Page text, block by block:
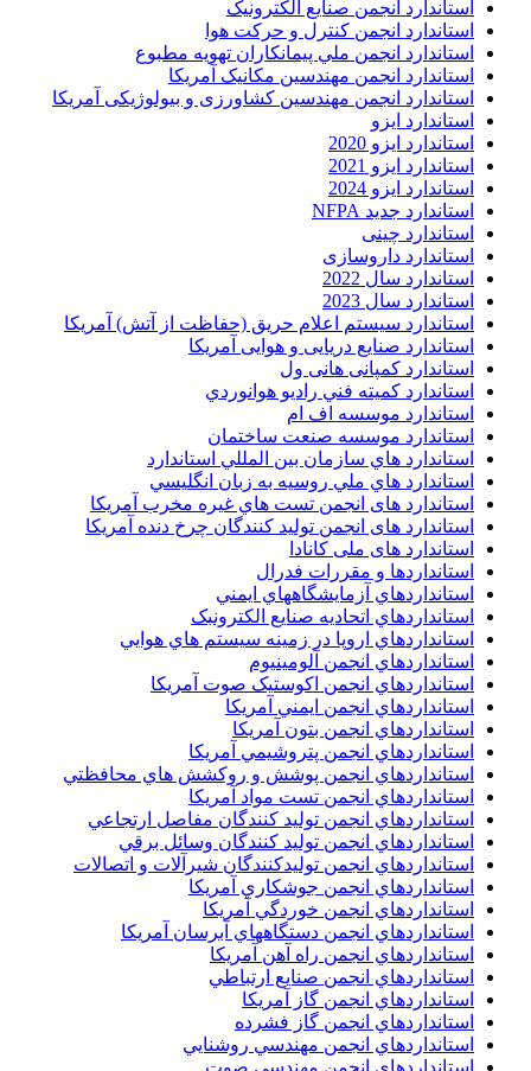
استاندارد انجمن صنايع الکترونيک
استاندارد انجمن کنترل و حرکت هوا
استاندارد انجمن ملي پيمانکاران تهويه مطبوع
استاندارد انجمن مهندسين مکانيک آمريکا
استاندارد انجمن مهندسین کشاورزی و بیولوژیکی آمریکا
استاندارد ایزو
استاندارد ایزو 2020
استاندارد ایزو 2021
استاندارد ایزو 2024
استاندارد جدید NFPA
استاندارد چینی
استاندارد داروسازی
استاندارد سال 2022
استاندارد سال 2023
استاندارد سیستم اعلام حریق (حفاظت از آتش) آمریکا
استاندارد صنایع دریایی و هوایی آمریکا
استاندارد کمپانی هانی ول
استاندارد کميته فني راديو هوانوردي
استاندارد موسسه اف ام
استاندارد موسسه صنعت ساختمان
استاندارد هاي سازمان بين المللي استاندارد
استاندارد هاي ملي روسيه به زبان انگليسي
استاندارد های انجمن تست هاي غيره مخرب آمريکا
استاندارد های انجمن توليد کنندگان چرخ دنده آمريکا
استاندارد های ملی کانادا
استانداردها و مقررات فدرال
استانداردهاي آزمايشگاههاي ايمني
استانداردهاي اتحاديه صنايع الکترونبک
استانداردهاي اروپا در زمينه سيستم هاي هوايي
استانداردهاي انجمن آلومينيوم
استانداردهاي انجمن اکوستيک صوت آمريکا
استانداردهاي انجمن ايمني آمريکا
استانداردهاي انجمن بتون آمريکا
استانداردهاي انجمن پتروشيمي آمريکا
استانداردهاي انجمن پوشش و روکشش هاي محافظتي
استانداردهاي انجمن تست مواد آمريکا
استانداردهاي انجمن توليد کنندگان مفاصل ارتجاعي
استانداردهاي انجمن توليد کنندگان وسائل برقي
استانداردهاي انجمن توليدکنندگان شيرآلات و اتصالات
استانداردهاي انجمن جوشکاري آمريکا
استانداردهاي انجمن خوردگي آمريکا
استانداردهاي انجمن دستگاههاي آبرسان آمريکا
استانداردهاي انجمن راه آهن آمريکا
استانداردهاي انجمن صنايع ارتباطي
استانداردهاي انجمن گاز آمريکا
استانداردهاي انجمن گاز فشرده
استانداردهاي انجمن مهندسي روشنايي
استانداردهاي انجمن مهندسي صوت